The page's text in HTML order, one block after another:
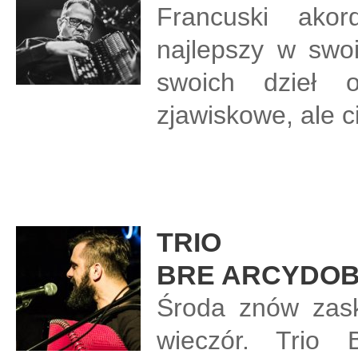
Francuski
najlepszy w
swoich dzieł
zjawiskowe, ale
TRIO
BRE
Środa znów
wieczór. Trio